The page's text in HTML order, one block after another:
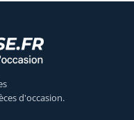
d'occasion.